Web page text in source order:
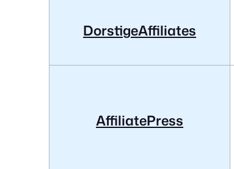
DorstigeAffiliates
AffiliatePress